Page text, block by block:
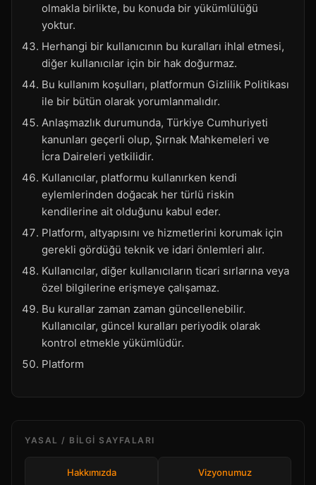
olmakla birlikte, bu konuda bir yükümlülüğü
yoktur.
Herhangi bir kullanıcının bu kuralları ihlal etmesi,
diğer kullanıcılar için bir hak doğurmaz.
Bu kullanım koşulları, platformun Gizlilik Politikası
ile bir bütün olarak yorumlanmalıdır.
Anlaşmazlık durumunda, Türkiye Cumhuriyeti
kanunları geçerli olup, Şırnak Mahkemeleri ve
İcra Daireleri yetkilidir.
Kullanıcılar, platformu kullanırken kendi
eylemlerinden doğacak her türlü riskin
kendilerine ait olduğunu kabul eder.
Platform, altyapısını ve hizmetlerini korumak için
gerekli gördüğü teknik ve idari önlemleri alır.
Kullanıcılar, diğer kullanıcıların ticari sırlarına veya
özel bilgilerine erişmeye çalışamaz.
Bu kurallar zaman zaman güncellenebilir.
Kullanıcılar, güncel kuralları periyodik olarak
kontrol etmekle yükümlüdür.
Platform
YASAL / BILGI SAYFALARI
Hakkımızda Vizyonumuz